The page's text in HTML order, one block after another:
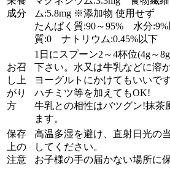
成分
ム:5.8mg ※添加物 使用せず
たんぱく質:90～95% 水分
質:0 ナトリウム:0.45%以下
お召
し上
がり
方
1日にスプーン2～4杯位(4g～
下さい。水又は牛乳などに溶
ヨーグルトにかけてもいいです
ハチミツ等を加えてもOK!
牛乳との相性はバツグン!抹茶
ます。
保存
上の
注意
高温多湿を避け、直射日光の
してください。
お子様の手の届かない場所に